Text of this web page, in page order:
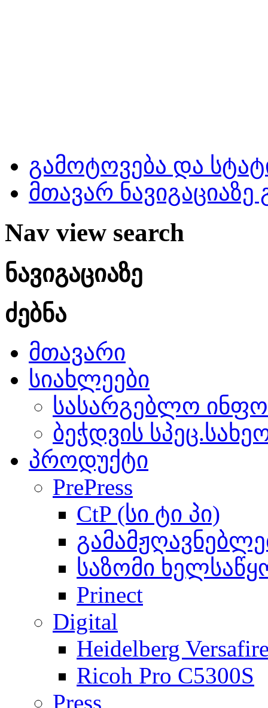
გამოტოვება და
მთავარ
Nav view search
ნავიგაციაზე
ძებნა
მთავარი
სიახლეები
სასარგებლო ინფო
ბეჭდვის
პროდუქტი
PrePress
CtP (სი ტი პი)
საზომი
Prinect
Digital
Heidelberg
Ricoh Pro C5300S
Press